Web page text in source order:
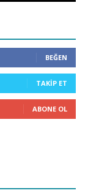
BEĞEN
TAKIP ET
ABONE OL